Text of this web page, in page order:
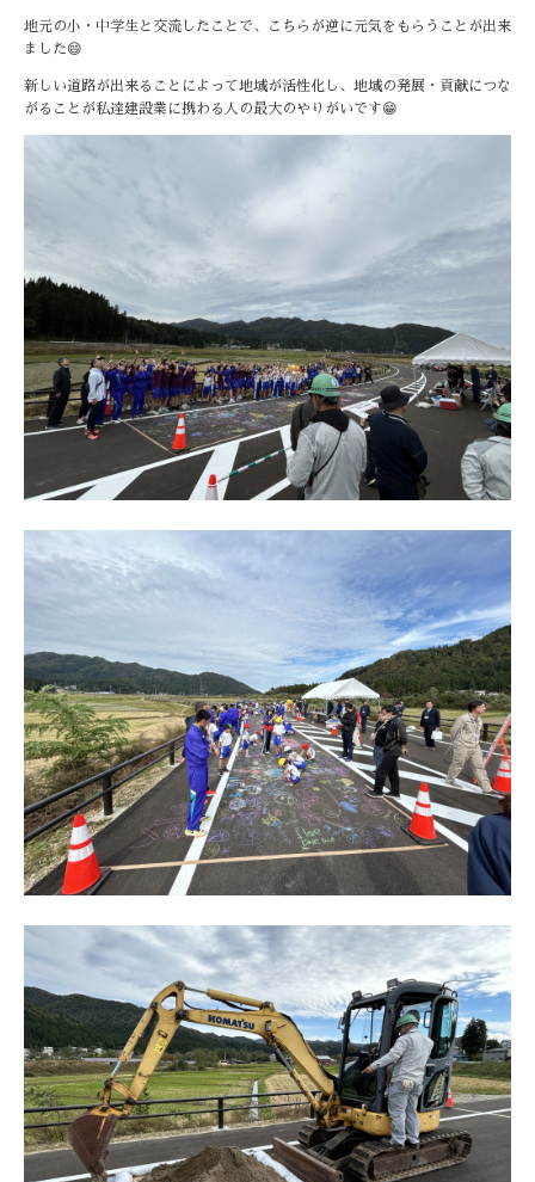
地元の小・中学生と交流したことで、こちらが逆に元気をもらうことが出来
ました😄
新しい道路が出来ることによって地域が活性化し、地域の発展・貢献につな
がることが私達建設業に携わる人の最大のやりがいです😁